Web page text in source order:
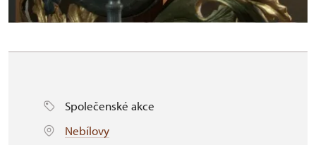
Společenské akce
Nebílovy